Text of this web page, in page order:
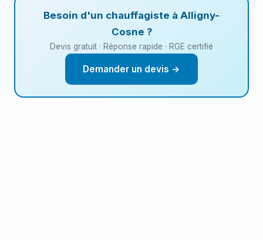
Besoin d'un chauffagiste à Alligny-
Cosne ?
Devis gratuit · Réponse rapide · RGE certifié
Demander un devis →